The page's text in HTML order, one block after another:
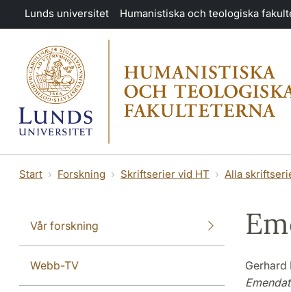
Hoppa till huvudinnehåll
Lunds universitet Humanistiska och teologiska
Start Forskning Skriftserier vid HT Alla
Vår forskning
Webb-TV
Gerhard